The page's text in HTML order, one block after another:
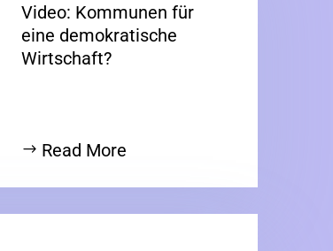
Video: Kommunen für
eine demokratische
Wirtschaft?
Read More